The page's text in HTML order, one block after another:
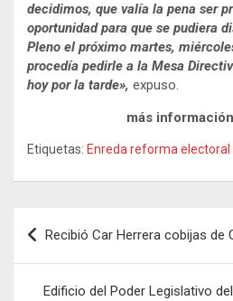
decidimos, que valía la pena ser
oportunidad para que se pudiera
Pleno el próximo martes,
procedía pedirle a la Mesa
hoy por la tarde», expuso.
más
Etiquetas: Enreda reforma electoral
Navegación
de
entradas
Recibió Car Herrera cobijas de
Edificio del Poder Legislativo